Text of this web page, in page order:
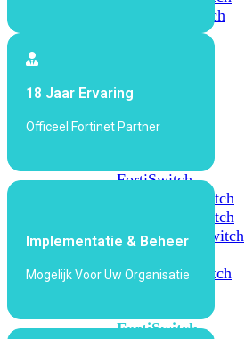
FortiSwitch
1000
FortiSwitch
FortiSwitch
FortiSwitch
T1024EFortiSwitch
FPOEFortiSwitch
FortiSwitch
18 Jaar Ervaring
Officeel Fortinet Partner
Implementatie & Beheer
Mogelijk Voor Uw Organisatie